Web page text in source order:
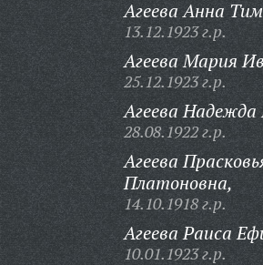
Агеева Анна
13.12.1923 г.р.
Агеева Мария
25.12.1923 г.р.
Агеева Надежда
28.08.1922 г.р.
Агеева
Платоновна,
14.10.1918 г.р.
Агеева Раиса
10.01.1923 г.р.